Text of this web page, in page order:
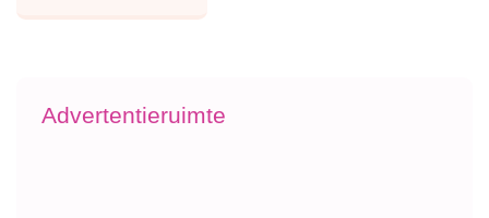
Advertentieruimte